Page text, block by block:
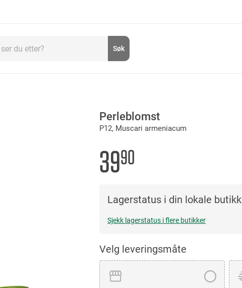
Søk
Perleblomst
P12, Muscari armeniacum
3990
Lagerstatus i din lokale butikk
Sjekk lagerstatus i flere butikker
Velg leveringsmåte